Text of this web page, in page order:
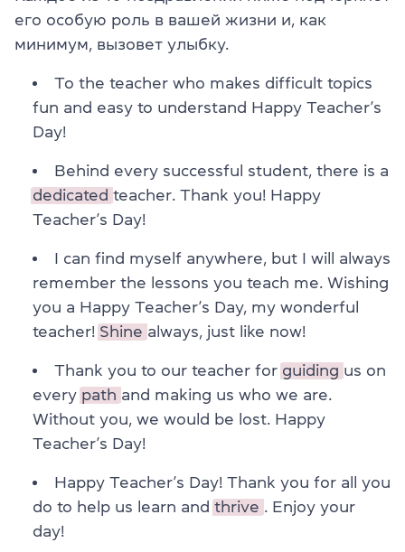
его особую роль в вашей жизни и, как
минимум, вызовет улыбку.
To the teacher who makes difficult topics
fun and easy to understand Happy Teacher’s
Day!
Behind every successful student, there is a
dedicated teacher. Thank you! Happy
Teacher’s Day!
I can find myself anywhere, but I will always
remember the lessons you teach me. Wishing
you a Happy Teacher’s Day, my wonderful
teacher! Shine always, just like now!
Thank you to our teacher for guiding us on
every path and making us who we are.
Without you, we would be lost. Happy
Teacher’s Day!
Happy Teacher’s Day! Thank you for all you
do to help us learn and thrive . Enjoy your
day!